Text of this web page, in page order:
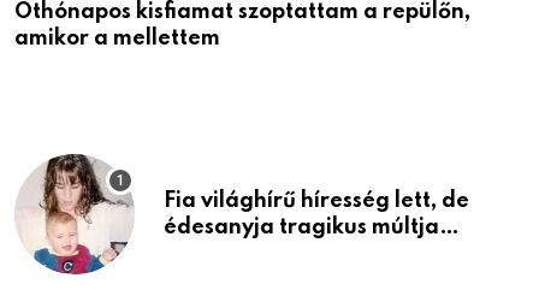
Öthónapos kisfiamat szoptattam a repülőn,
amikor a mellettem
Fia világhírű híresség lett, de
édesanyja tragikus múltja